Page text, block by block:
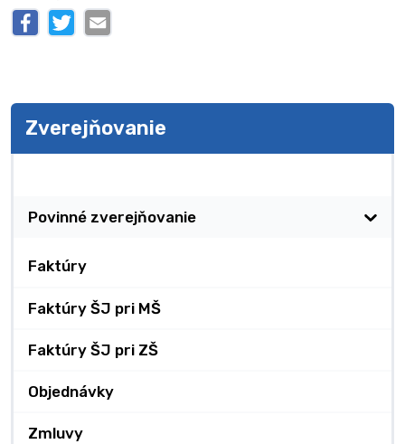
Zverejňovanie
Povinné zverejňovanie
Faktúry
Faktúry ŠJ pri MŠ
Faktúry ŠJ pri ZŠ
Objednávky
Zmluvy